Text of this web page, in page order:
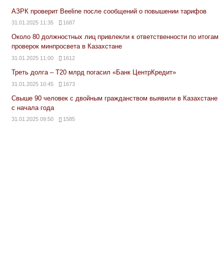
АЗРК проверит Beeline после сообщений о повышении тарифов
31.01.2025 11:35 1687
Около 80 должностных лиц привлекли к ответственности по итогам
проверок минпросвета в Казахстане
31.01.2025 11:00 1612
Треть долга – Т20 млрд погасил «Банк ЦентрКредит»
31.01.2025 10:45 1673
Свыше 90 человек с двойным гражданством выявили в Казахстане
с начала года
31.01.2025 09:50 1585